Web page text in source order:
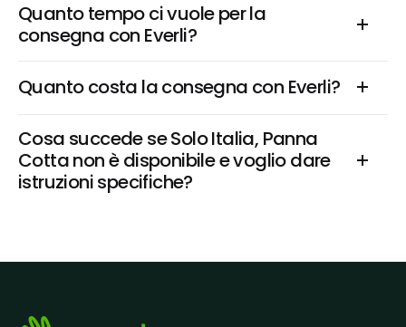
Quanto tempo ci vuole per la
consegna con Everli?
Quanto costa la consegna con Everli?
Cosa succede se Solo Italia, Panna
Cotta non è disponibile e voglio dare
istruzioni specifiche?